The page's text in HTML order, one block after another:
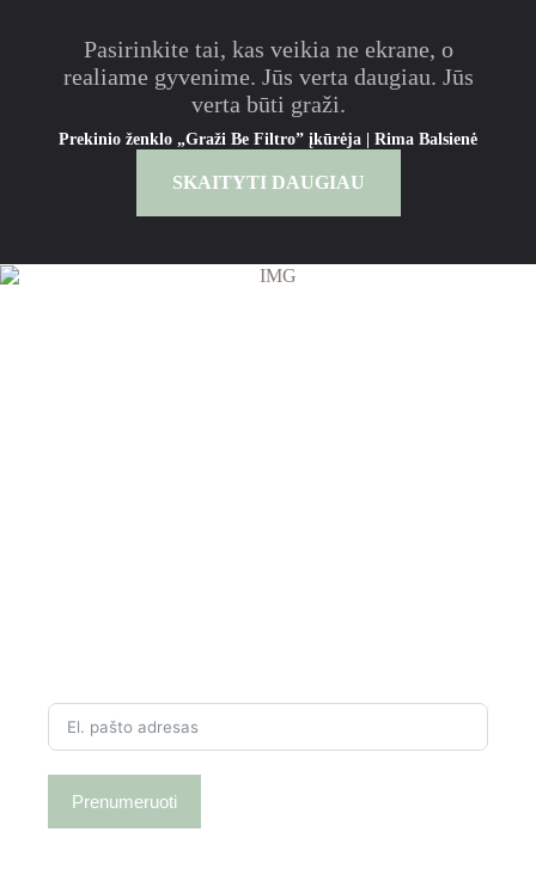
Pasirinkite tai, kas veikia ne ekrane, o
realiame gyvenime. Jūs verta daugiau. Jūs
verta būti graži.
Prekinio ženklo „Graži Be Filtro” įkūrėja | Rima Balsienė
SKAITYTI DAUGIAU
Prenumeruoti